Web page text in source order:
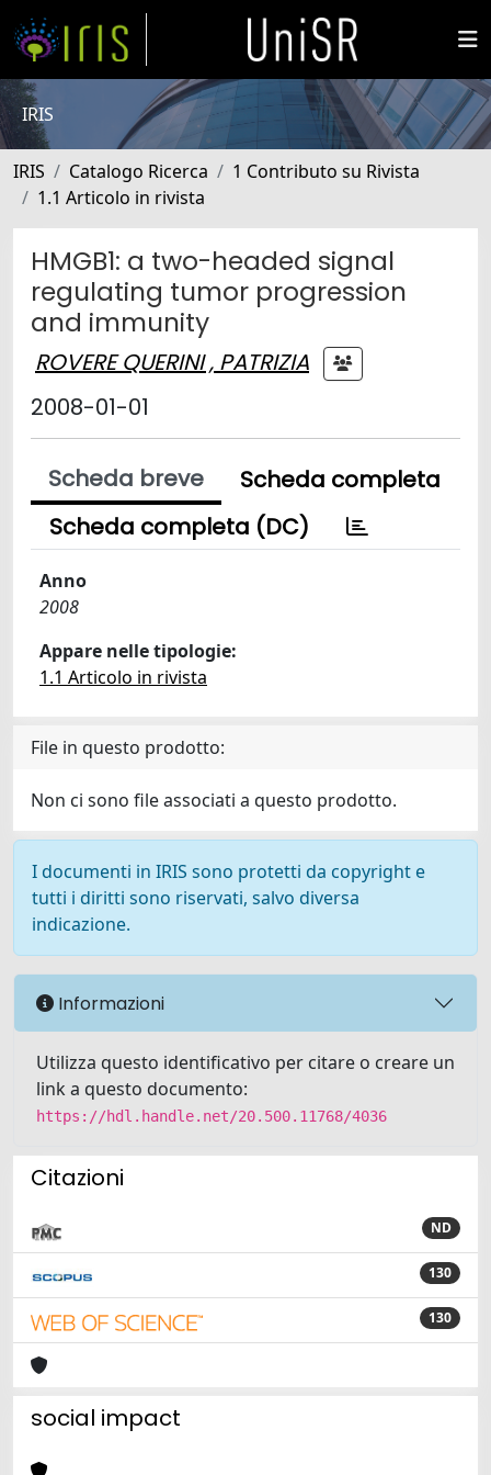
IRIS
IRIS Catalogo Ricerca
1 Contributo su Rivista
1.1 Articolo in rivista
HMGB1: a two-headed signal
regulating tumor progression
and immunity
ROVERE QUERINI , PATRIZIA
2008-01-01
Scheda breve
Scheda completa
Scheda completa (DC)
Anno
2008
Appare nelle tipologie:
1.1 Articolo in rivista
File in questo prodotto:
Non ci sono file associati a questo prodotto.
I documenti in IRIS sono protetti da copyright e
tutti i diritti sono riservati, salvo diversa
indicazione.
Informazioni
Utilizza questo identificativo per citare o creare un
link a questo documento:
https://hdl.handle.net/20.500.11768/4036
Citazioni
ND
130
130
social impact